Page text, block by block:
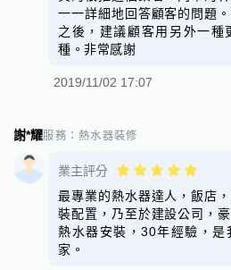
一一詳細地回答顧客的問題
之後，建議顧客用另外一種
種。非常感謝
2019/11/02 17:07
謝*耀服務：熱水器裝修
業主評分
最專業的熱水器達人，飯店
裝配置，乃至於建設公司，
熱水器安裝，30年經驗，
家。